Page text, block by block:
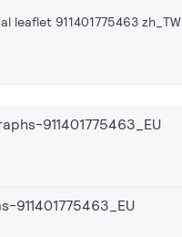
leaflet 911401775463 zh_TW
911401775463_EU
911401775463_EU